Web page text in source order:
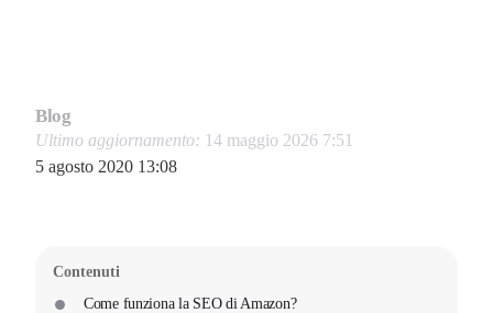
Blog
Ultimo aggiornamento: 14 maggio 2026 7:51
5 agosto 2020 13:08
Contenuti
Come funziona la SEO di Amazon?